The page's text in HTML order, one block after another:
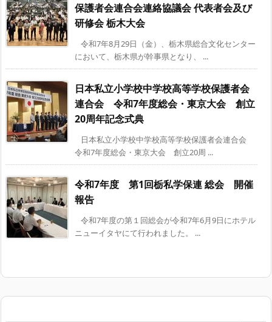
保護者会連合会連絡協議会 代表者会及び
研修会 栃木大会
令和7年8月29日（金）、栃木県総合文化センター
において、栃木県が幹事県となり、 ...
日本私立小学校中学校高等学校保護者会
連合会 令和7年度総会・東京大会 創立
20周年記念式典
日本私立小学校中学校高等学校保護者会連合会
令和7年度総会・東京大会 創立20周 ...
令和7年度 第1回栃私学保連 総会 開催
報告
令和7年度の第１回総会が令和7年6月9日にホテル
ニューイタヤにて行われました。 ...